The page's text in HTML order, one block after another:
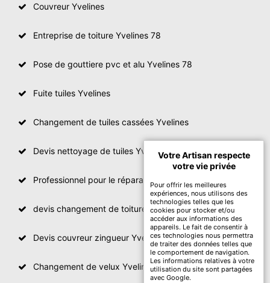
Couvreur Yvelines
Entreprise de toiture Yvelines 78
Pose de gouttiere pvc et alu Yvelines 78
Fuite tuiles Yvelines
Changement de tuiles cassées Yvelines
Devis nettoyage de tuiles Yvelines
Professionnel pour le réparation de toit Yvelines
devis changement de toiture Yvelines
Devis couvreur zingueur Yvelines
Changement de velux Yvelines
Votre Artisan respecte
votre vie privée
Pour offrir les meilleures
expériences, nous utilisons des
technologies telles que les
cookies pour stocker et/ou
accéder aux informations des
appareils. Le fait de consentir à
ces technologies nous permettra
de traiter des données telles que
le comportement de navigation.
Les informations relatives à votre
utilisation du site sont partagées
avec Google.